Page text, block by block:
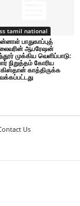
tamil national
பாதுகாப்புத்
ஆபரேஷன்
முக்கிய வெளிப்பாடு:
நிறுத்தம் கோரிய
காத்திருக்க
Us